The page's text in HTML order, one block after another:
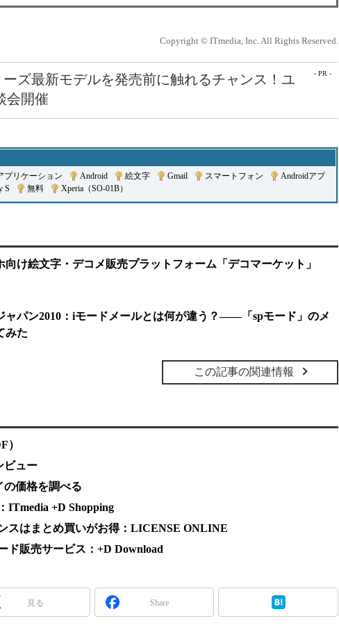
Copyright © ITmedia, Inc. All Rights Reserved.
- PR -
ーズ最新モデルを発売前に触れるチャンス！ユ
会開催
プリケーション Android 絵文字 Gmail スマートフォン
Androidアプ
S 無料 Xperia（SO-01B）
向け絵文字・デコメ販売プラットフォーム「デコマーケット」
ャパン2010：iモードメールとは何が違う？――「spモード」のメ
みた
この記事の関連情報
）
ビュー
の価格を調べる
ITmedia +D Shopping
スはまとめ買いがお得：LICENSE ONLINE
ド販売サービス：+D Download
見る Share